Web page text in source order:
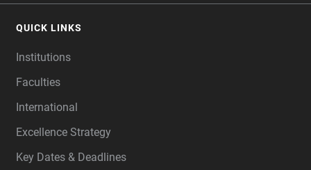
QUICK LINKS
Institutions
Faculties
International
Excellence Strategy
Key Dates & Deadlines